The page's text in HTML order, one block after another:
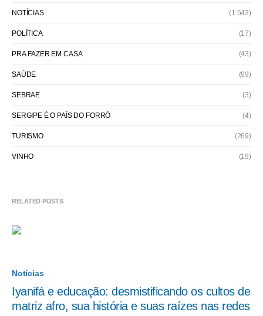
NOTÍCIAS (1.543)
POLÍTICA (17)
PRA FAZER EM CASA (43)
SAÚDE (89)
SEBRAE (3)
SERGIPE É O PAÍS DO FORRÓ (4)
TURISMO (269)
VINHO (19)
RELATED POSTS
Notícias
Iyanifá e educação: desmistificando os cultos de
matriz afro, sua história e suas raízes nas redes